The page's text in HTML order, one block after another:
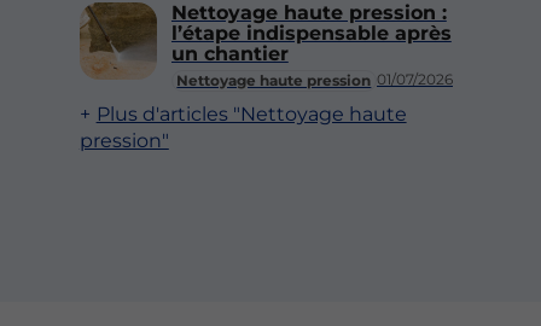
Nettoyage haute pression 01/07/2026
Nettoyage haute pression :
l’étape indispensable après
un chantier
Plus d'articles "Nettoyage haute
pression"